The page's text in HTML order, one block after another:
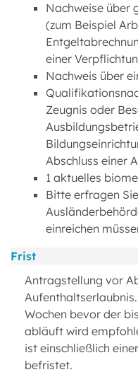
Nachweise über
(zum Beispiel
einer
Nachweis über
Zeugnis oder
Abschluss einer
1 aktuelles
Bitte erfragen
einreichen
Frist
Antragstellung vor
Wochen bevor der
abläuft wird
ist einschließlich
befristet.